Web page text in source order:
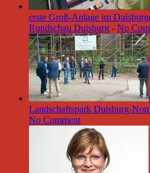
erste Groß-Anlage im
Rundschau Duisburg - No
Landschaftspark Duisburg-
No Comment